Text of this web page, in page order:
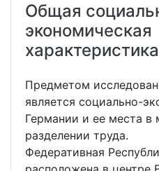
Общая
экономическая
Предметом
является социально-
Германии и ее места
разделении труда.
Федеративная